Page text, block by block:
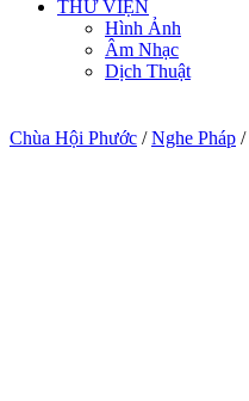
THƯ VIỆN
Hình Ảnh
Âm Nhạc
Dịch Thuật
Chùa Hội Phước / Nghe Pháp /